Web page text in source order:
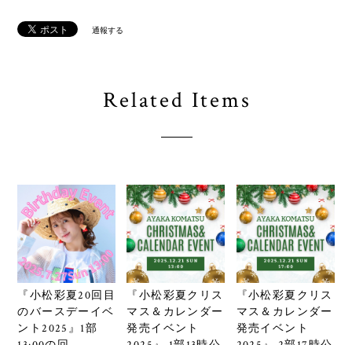
通報する
Related Items
『小松彩夏20回目
のバースデーイベ
ント2025』1部
『小松彩夏クリス
マス＆カレンダー
発売イベント
『小松彩夏クリス
マス＆カレンダー
発売イベント